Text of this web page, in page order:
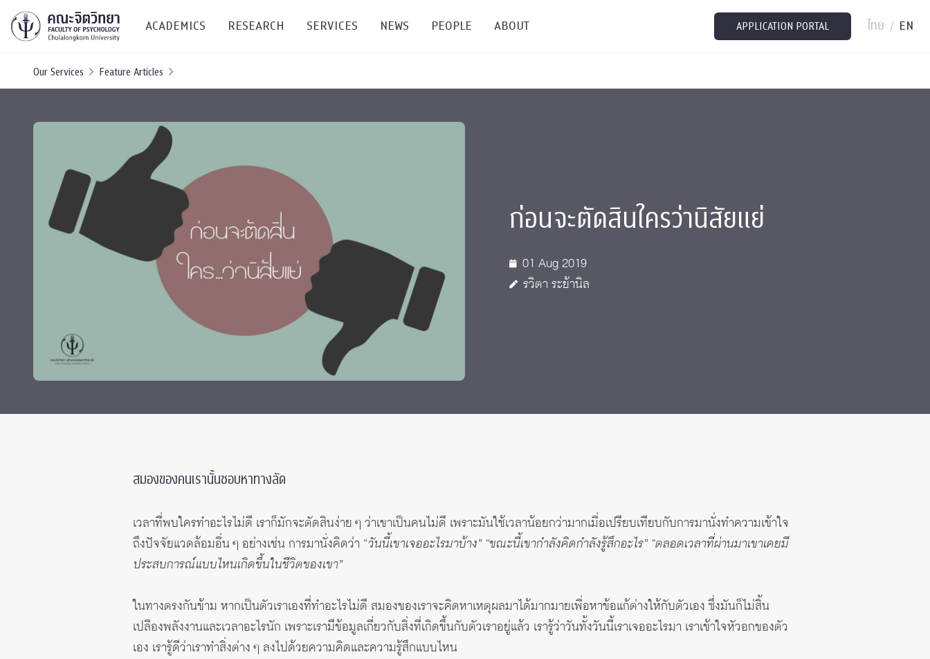
ACADEMICS
Bachelor of Science
(B.Sc.)
RESEARCH
Research Publications
Conference
International Conference & Symposium
TICP 2023
SSBW Activities
Grants and Awards
SERVICES
Psychological Center for Effective Organization
NEWS
Events & Announcement
PEOPLE
Staffs
ABOUT
Annual Reports
Contact Us
Intranet
APPLICATION PORTAL ไทย / EN
Our Services Feature Articles
ก่อนจะตัดสินใครว่านิสัยแย่
01 Aug 2019
รวิตา ระย้านิล
สมองของคนเรานั้นชอบหาทางลัด
เวลาที่พบใครทำอะไรไม่ดี เราก็มักจะตัดสินง่าย ๆ ว่าเขาเป็นคนไม่ดี เพราะมันใช้เวลาน้อยกว่ามากเมื่อเปรียบเทียบกับการมานั่งทำความเข้าใจ
ถึงปัจจัยแวดล้อมอื่น ๆ อย่างเช่น การมานั่งคิดว่า “วันนี้เขาเจออะไรมาบ้าง” “ขณะนี้เขากำลังคิดกำลังรู้สึกอะไร” “ตลอดเวลาที่ผ่านมาเขาเคยมี
ประสบการณ์แบบไหนเกิดขึ้นในชีวิตของเขา”
ในทางตรงกันข้าม หากเป็นตัวเราเองที่ทำอะไรไม่ดี สมองของเราจะคิดหาเหตุผลมาได้มากมายเพื่อหาข้อแก้ต่างให้กับตัวเอง ซึ่งมันก็ไม่สิ้น
เปลืองพลังงานและเวลาอะไรนัก เพราะเรามีข้อมูลเกี่ยวกับสิ่งที่เกิดขึ้นกับตัวเราอยู่แล้ว เรารู้ว่าวันทั้งวันนี้เราเจออะไรมา เราเข้าใจหัวอกของตัว
เอง เรารู้ดีว่าเราทำสิ่งต่าง ๆ ลงไปด้วยความคิดและความรู้สึกแบบไหน